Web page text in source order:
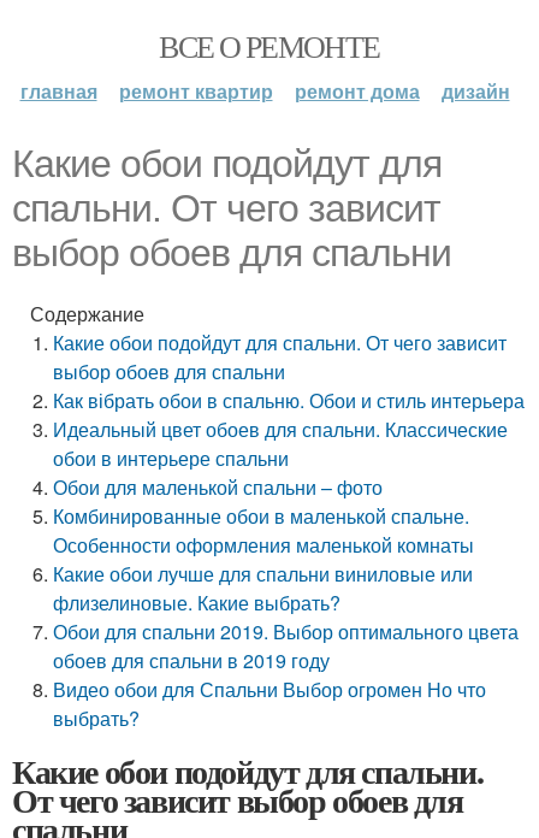
ВСЕ О РЕМОНТЕ
главная ремонт квартир ремонт дома дизайн
Какие обои подойдут для
спальни. От чего зависит
выбор обоев для спальни
Содержание
Какие обои подойдут для спальни. От чего зависит
выбор обоев для спальни
Как вібрать обои в спальню. Обои и стиль интерьера
Идеальный цвет обоев для спальни. Классические
обои в интерьере спальни
Обои для маленькой спальни – фото
Комбинированные обои в маленькой спальне.
Особенности оформления маленькой комнаты
Какие обои лучше для спальни виниловые или
флизелиновые. Какие выбрать?
Обои для спальни 2019. Выбор оптимального цвета
обоев для спальни в 2019 году
Видео обои для Спальни Выбор огромен Но что
выбрать?
Какие обои подойдут для спальни.
От чего зависит выбор обоев для